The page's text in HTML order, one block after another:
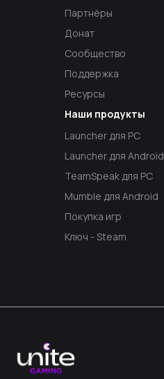
Партнёры
Донат
Сообщество
Поддержка
Ресурсы
Наши продукты
Launcher для PC
Launcher для Android
TeamSpeak для PC
Mumble для Android
Покупка игр
Ключ - Steam